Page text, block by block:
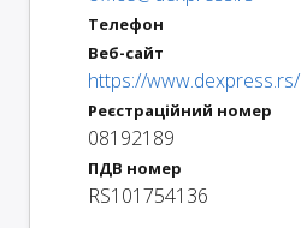
Телефон
Веб-сайт
https://www.dexpress.rs/
Реєстраційний номер
08192189
ПДВ номер
RS101754136